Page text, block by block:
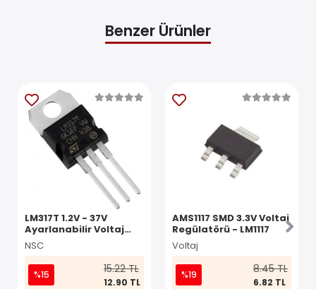
Benzer Ürünler
LM317T 1.2V - 37V
Ayarlanabilir Voltaj
Regülatör TO220-3
NSC
%15 15.22 TL
12.90 TL
AMS1117 SMD 3.3V Voltaj
Regülatörü - LM1117
Voltaj
%19 8.45 TL
6.82 TL